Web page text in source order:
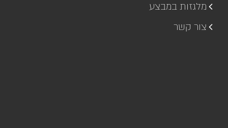
מלגזות במבצע
צור קשר